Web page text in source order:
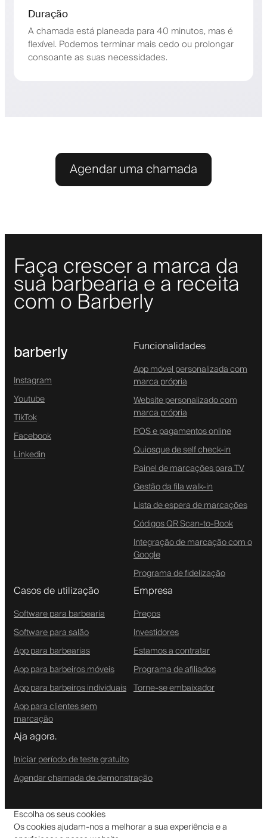
Duração
A chamada está planeada para 40 minutos, mas é
flexível. Podemos terminar mais cedo ou prolongar
consoante as suas necessidades.
Agendar uma chamada
Faça crescer a marca da
sua barbearia e a receita
com o Barberly
barberly
Instagram
Youtube
TikTok
Facebook
Linkedin
Funcionalidades
App móvel personalizada com
marca própria
Website personalizado com
marca própria
POS e pagamentos online
Quiosque de self check-in
Painel de marcações para TV
Gestão da fila walk-in
Lista de espera de marcações
Códigos QR Scan-to-Book
Integração de marcação com o
Google
Programa de fidelização
Casos de utilização
Software para barbearia
Software para salão
App para barbearias
App para barbeiros móveis
App para barbeiros individuais
App para clientes sem
marcação
Empresa
Preços
Investidores
Estamos a contratar
Programa de afiliados
Torne-se embaixador
Aja agora.
Iniciar período de teste gratuito
Agendar chamada de demonstração
Escolha os seus cookies
Os cookies ajudam-nos a melhorar a sua experiência e a